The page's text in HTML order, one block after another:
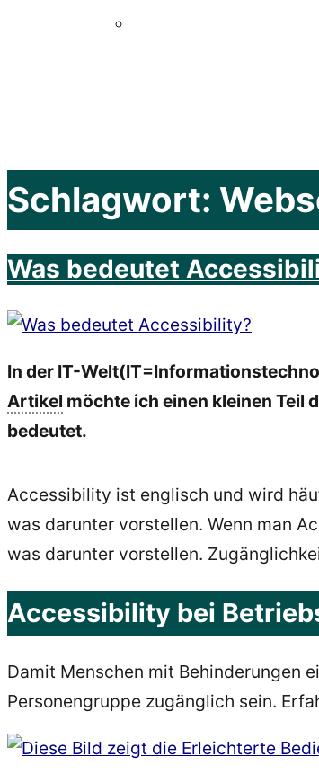
Schlagwort:
Was bedeutet
In der IT-
Artikel möchte ich einen kleinen Teil
bedeutet.
Accessibility ist englisch und wird
was darunter vorstellen. Wenn man
was darunter vorstellen.
Accessibility bei
Damit Menschen mit Behinderungen
Personengruppe zugänglich sein.